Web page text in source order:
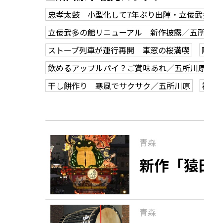
忠孝太鼓 小型化して7年ぶり出陣・立佞武
立佞武多の館リニューアル 新作披露／五
ストーブ列車が運行再開 車窓の桜満喫
飲めるアップルパイ？ご賞味あれ／五所川
干し餅作り 寒風でサクサク／五所川原
青森
新作「猿
青森